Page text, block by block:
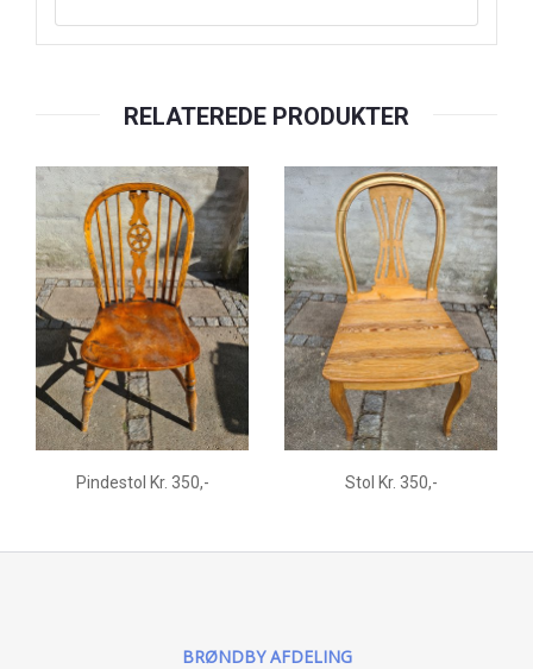
RELATEREDE PRODUKTER
Pindestol Kr. 350,- Stol Kr. 350,-
BRØNDBY AFDELING